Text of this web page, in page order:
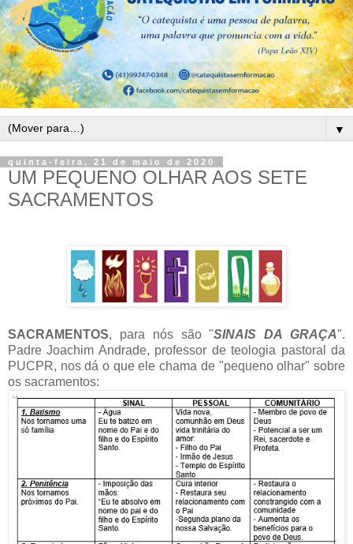
▼
quinta-feira, 21 de maio de 2020
UM PEQUENO OLHAR AOS SETE
SACRAMENTOS
SACRAMENTOS, para nós são "SINAIS DA GRAÇA".
Padre Joachim Andrade, professor de teologia pastoral da
PUCPR, nos dá o que ele chama de "pequeno olhar" sobre
os sacramentos: